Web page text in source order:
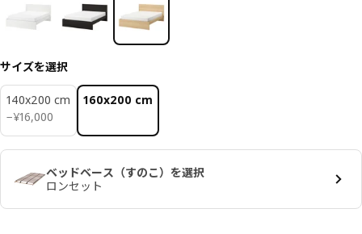
サイズを選択
140x200 cm
−¥16,000
¥ 16000
160x200 cm
ベッドベース（すのこ）を選択
ロンセット